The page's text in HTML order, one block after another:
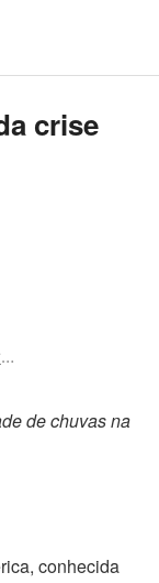
crise
de chuvas na
conhecida